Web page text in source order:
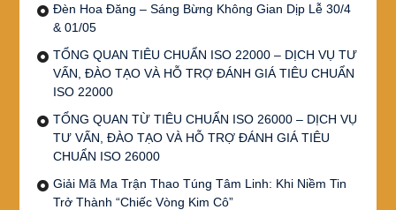
Đèn Hoa Đăng – Sáng Bừng Không Gian Dịp Lễ 30/4
& 01/05
TỔNG QUAN TIÊU CHUẨN ISO 22000 – DỊCH VỤ TƯ
VẤN, ĐÀO TẠO VÀ HỖ TRỢ ĐÁNH GIÁ TIÊU CHUẨN
ISO 22000
TỔNG QUAN TỪ TIÊU CHUẨN ISO 26000 – DỊCH VỤ
TƯ VẤN, ĐÀO TẠO VÀ HỖ TRỢ ĐÁNH GIÁ TIÊU
CHUẨN ISO 26000
Giải Mã Ma Trận Thao Túng Tâm Linh: Khi Niềm Tin
Trở Thành “Chiếc Vòng Kim Cô”